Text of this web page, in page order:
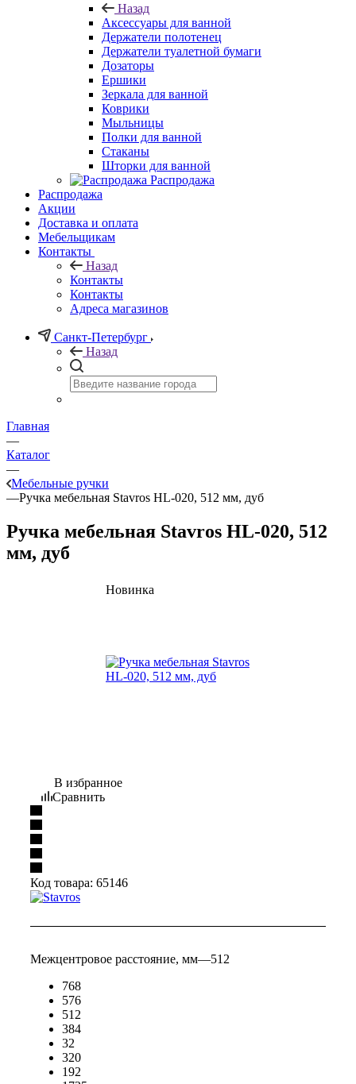
Назад
Аксессуары для ванной
Держатели полотенец
Держатели туалетной бумаги
Дозаторы
Ершики
Зеркала для ванной
Коврики
Мыльницы
Полки для ванной
Стаканы
Шторки для ванной
Распродажа
Распродажа
Акции
Доставка и оплата
Мебельщикам
Контакты
Назад
Контакты
Контакты
Адреса магазинов
Санкт-Петербург
Назад
Главная
—
Каталог
—
Мебельные ручки
—Ручка мебельная Stavros HL-020, 512 мм, дуб
Ручка мебельная Stavros HL-020, 512
мм, дуб
Новинка
В избранное
Сравнить
Код товара: 65146
Межцентровое расстояние, мм—512
768
576
512
384
32
320
192